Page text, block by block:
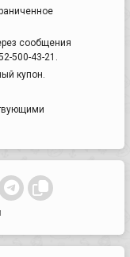
сообщения
500-43-21.
купон.